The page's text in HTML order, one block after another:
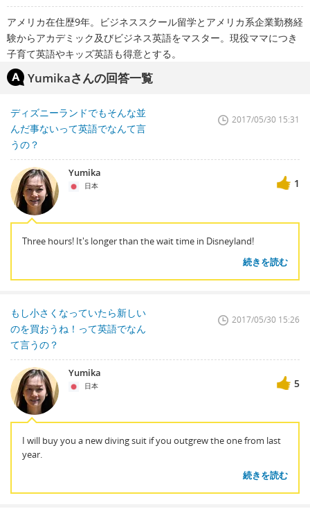
アメリカ在住歴9年。ビジネススクール留学とアメリカ系企業勤務経
験からアカデミック及びビジネス英語をマスター。現役ママにつき
子育て英語やキッズ英語も得意とする。
Yumikaさんの回答一覧
ディズニーランドでもそんな並
んだ事ないって英語でなんて言
うの？
2017/05/30 15:31
Yumika
日本 1
Three hours! It's longer than the wait time in Disneyland!
続きを読む
もし小さくなっていたら新しい
のを買おうね！って英語でなん
て言うの？
2017/05/30 15:26
Yumika
日本 5
I will buy you a new diving suit if you outgrew the one from last
year.
続きを読む